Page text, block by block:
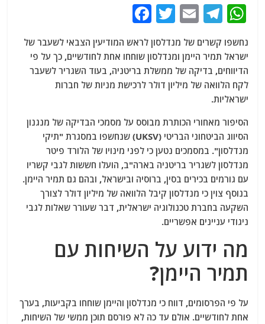
W
at
s
A
p
p
T
e
g
ra
E
m
ai
l
T
w
itt
er
c
e
b
o
k
נחשפו קשרים של מנדלסון לראש המודיעין הצבאי לשעבר של
ישראל תמיר היימן ומנדלסון שוחחו אחת לחודשיים, כך על פי
הדיווחים, בדיקה של ממשלת בריטניה, בעוד השגריר לשעבר
לקח הלוואה של מיליון דולר לרכישת מניות של חברות
ישראליות.
הסיפור מאחורי הכותרת מבוסס על מסמכי הבדיקה של מנגנון
הסיווג הביטחוני הבריטי (UKSV) שנחשפו במסגרת "תיקי
מנדלסון". במסמכים נטען כי לפני מינויו של הלורד פיטר
מנדלסון לשגריר בריטניה בארה"ב, הועלו חששות לגבי קשריו
עם גורמים בכירים בסין, ברוסיה ובישראל, ובהם גם תמיר היימן.
בנוסף צוין כי מנדלסון קיבל הלוואה של מיליון דולר לצורך
השקעה בחברת טכנולוגיה ישראלית, דבר שעורר שאלות לגבי
ניגודי עניינים אפשריים.
מה ידוע על השיחות עם
תמיר היימן?
על פי הפרסומים, דווח כי מנדלסון והיימן שוחחו בקביעות, בערך
אחת לחודשיים. אולם עד כה לא פורסם תוכן ממשי של השיחות,